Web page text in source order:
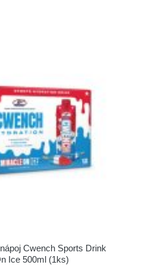
Cwench Sports Drink
Ice 500ml (1ks)